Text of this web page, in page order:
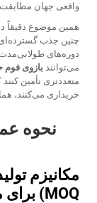
واقعی جهان مطابقت
همین موضوع دقیقاً
چنین جذب
دوره‌های
می‌توانند بازوی فوم
متعددتری تأمین
خریداری می‌کنند،
نحوه
MOQ) برای محصولات فومی